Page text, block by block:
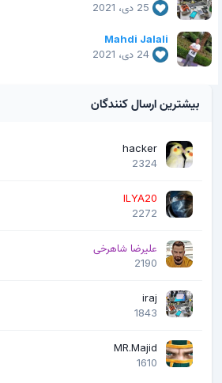
25 دی، 2021
Mahdi Jalali
24 دی، 2021
بیشترین ارسال کنندگان
hacker
2324
ILYA20
2272
علیرضا شاهرخی
2190
iraj
1843
MR.Majid
1610